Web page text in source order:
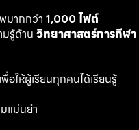
มากกว่า 1,000 ไฟต์
มรู้ด้าน วิทยาศาสตร์การกีฬา
ให้ผู้เรียนทุกคนได้เรียนรู้
แม่นยำ